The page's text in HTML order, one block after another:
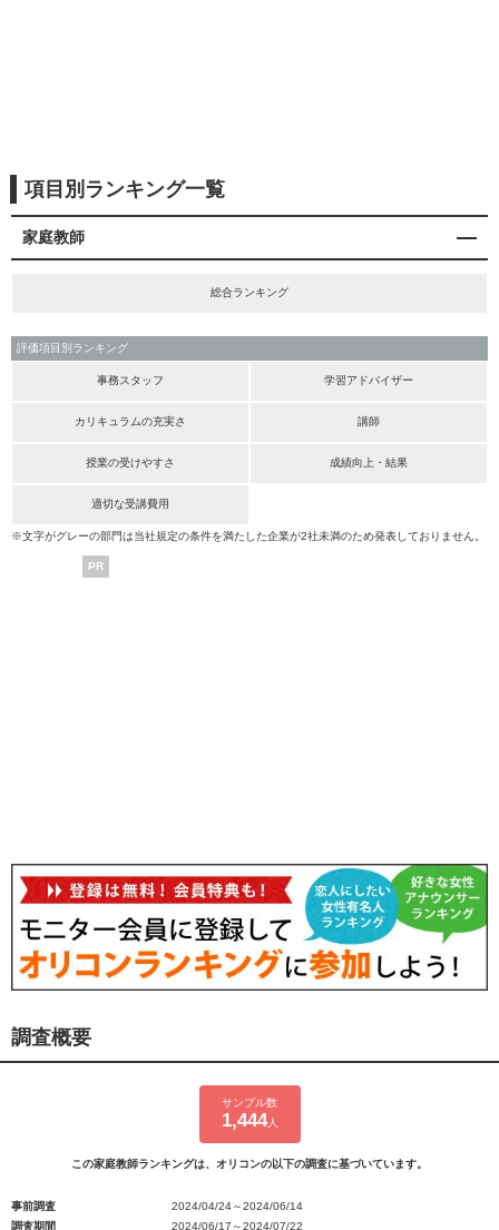
項目別ランキング一覧
家庭教師
総合ランキング
評価項目別ランキング
事務スタッフ 学習アドバイザー
カリキュラムの充実さ 講師
授業の受けやすさ 成績向上・結果
適切な受講費用
※文字がグレーの部門は当社規定の条件を満たした企業が2社未満のため発表しておりません。
PR
調査概要
サンプル数
1,444人
この家庭教師ランキングは、オリコンの以下の調査に基づいています。
事前調査
2024/04/24～2024/06/14
調査期間
2024/06/17～2024/07/22